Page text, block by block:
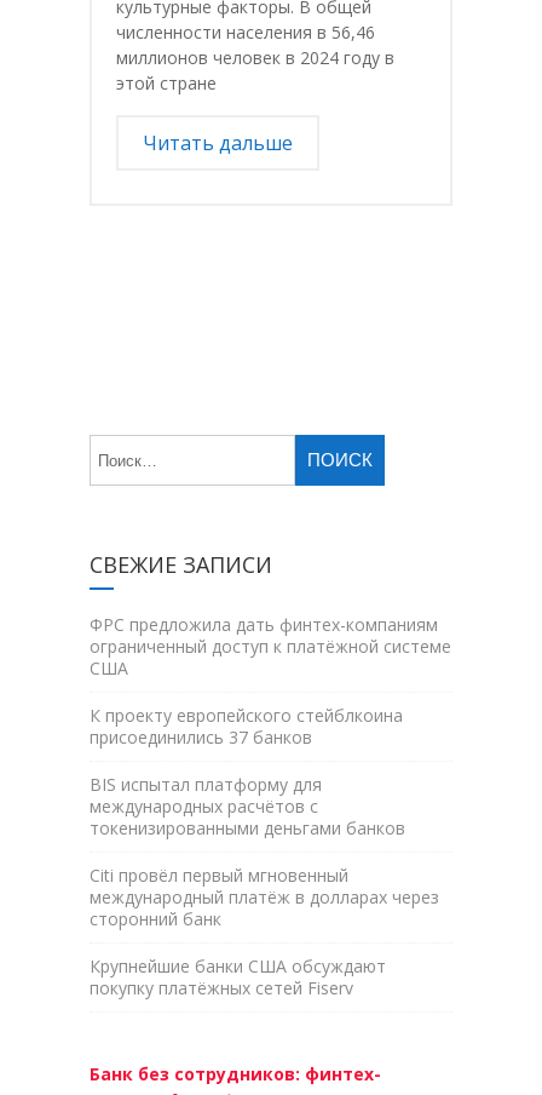
культурные факторы. В общей
численности населения в 56,46
миллионов человек в 2024 году в
этой стране
Читать дальше
СВЕЖИЕ ЗАПИСИ
ФРС предложила дать финтех-компаниям
ограниченный доступ к платёжной системе
США
К проекту европейского стейблкоина
присоединились 37 банков
BIS испытал платформу для
международных расчётов с
токенизированными деньгами банков
Citi провёл первый мгновенный
международный платёж в долларах через
сторонний банк
Крупнейшие банки США обсуждают
покупку платёжных сетей Fiserv
Банк без сотрудников: финтех-